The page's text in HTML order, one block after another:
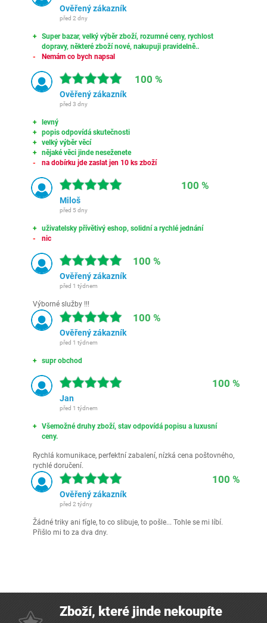
Ověřený zákazník
před 2 dny
Super bazar, velký výběr zboží, rozumné ceny, rychlost
dopravy, některé zboží nové, nakupuji pravidelně..
Nemám co bych napsal
100 %
Ověřený zákazník
před 3 dny
levný
popis odpovídá skutečnosti
velký výběr věcí
nějaké věci jinde neseženete
na dobírku jde zaslat jen 10 ks zboží
100 %
Miloš
před 5 dny
uživatelsky přívětivý eshop, solidní a rychlé jednání
nic
100 %
Ověřený zákazník
před 1 týdnem
Výborné služby !!!
100 %
Ověřený zákazník
před 1 týdnem
supr obchod
100 %
Jan
před 1 týdnem
Všemožné druhy zboží, stav odpovídá popisu a luxusní
ceny.
Rychlá komunikace, perfektní zabalení, nízká cena poštovného,
rychlé doručení.
100 %
Ověřený zákazník
před 2 týdny
Žádné triky ani fígle, to co slibuje, to pošle... Tohle se mi líbí.
Přišlo mi to za dva dny.
Zboží, které jinde nekoupíte